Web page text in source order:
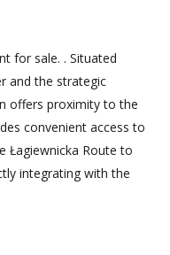
for sale. . Situated
and the strategic
offers proximity to the
convenient access to
Łagiewnicka Route to
integrating with the